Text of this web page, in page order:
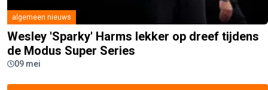
algemeen nieuws
Wesley 'Sparky' Harms lekker op dreef tijdens
de Modus Super Series
09 mei